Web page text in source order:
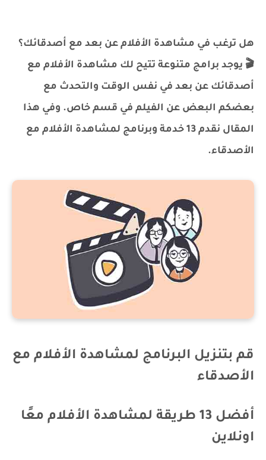
هل ترغب في مشاهدة الأفلام عن بعد مع أصدقائك؟
🎬 يوجد برامج متنوعة تتيح لك مشاهدة الأفلام مع
أصدقائك عن بعد في نفس الوقت والتحدث مع
بعضكم البعض عن الفيلم في قسم خاص. وفي هذا
المقال نقدم 13 خدمة وبرنامج لمشاهدة الأفلام مع
الأصدقاء.
قم بتنزيل البرنامج لمشاهدة الأفلام مع
الأصدقاء
أفضل 13 طريقة لمشاهدة الأفلام معًا
اونلاين